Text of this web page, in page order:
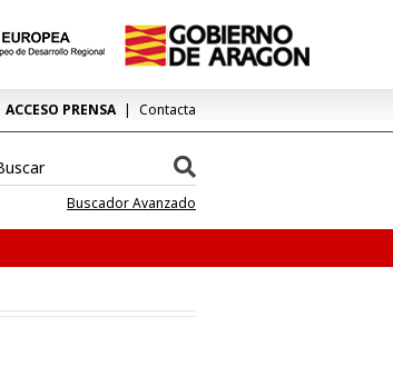
ACCESO PRENSA Contacta
Buscador Avanzado